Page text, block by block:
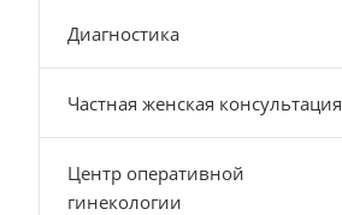
Диагностика
Частная женская консультация
Центр оперативной
гинекологии